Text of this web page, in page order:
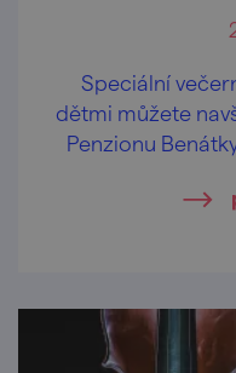
Speciální
dětmi můžete
Penzionu